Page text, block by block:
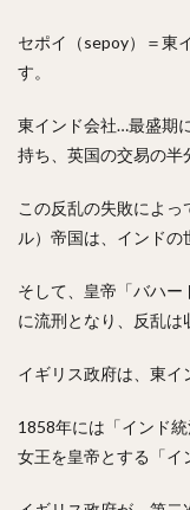
セポイ（sepoy）＝東
す。
東インド会社…最盛期
持ち、英国の交易の半
この反乱の失敗によっ
ル）帝国は、インドの
そして、皇帝「バハ
に流刑となり、反乱は
イギリス政府は、東イ
1858年には「インド統
女王を皇帝とする「イ